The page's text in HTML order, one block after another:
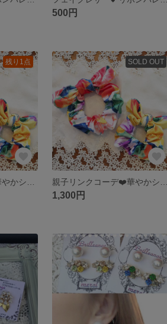
500円
残り1点 SOLD OUT
1,300円